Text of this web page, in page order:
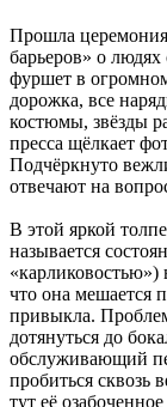
Прошла
барьеров» о
фуршет в
дорожка, все
костюмы, звёзды
пресса щёлкает
Подчёркнуто
отвечают на
В этой яркой
называется
что она мешается
привыкла.
дотянуться до
обслуживающий
пробиться сквозь
тут её